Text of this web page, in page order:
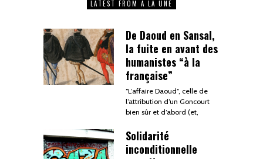
LATEST FROM A LA UNE
De Daoud en Sansal,
la fuite en avant des
humanistes “à la
française”
“L’affaire Daoud”, celle de
l’attribution d’un Goncourt
bien sûr et d’abord (et,
Solidarité
inconditionnelle